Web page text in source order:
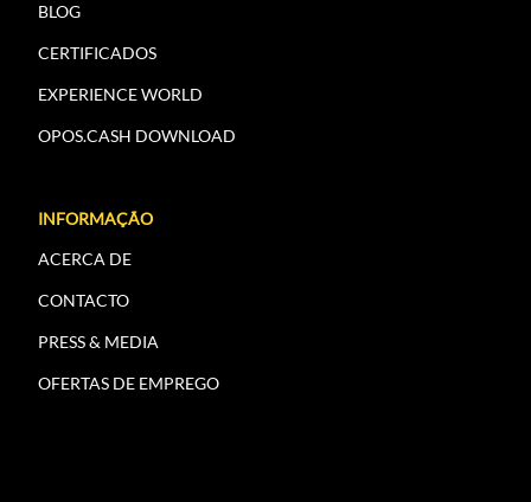
BLOG
CERTIFICADOS
EXPERIENCE WORLD
OPOS.CASH DOWNLOAD
INFORMAÇÃO
ACERCA DE
CONTACTO
PRESS & MEDIA
OFERTAS DE EMPREGO